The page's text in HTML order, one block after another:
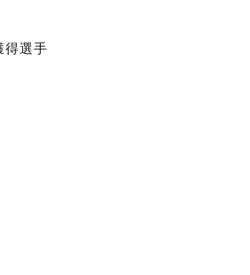
得選手